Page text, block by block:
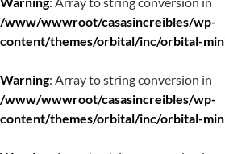
/www/wwwroot/casasincreibles/wp-
content/themes/orbital/inc/orbital-
Warning: Array to string conversion in
/www/wwwroot/casasincreibles/wp-
content/themes/orbital/inc/orbital-